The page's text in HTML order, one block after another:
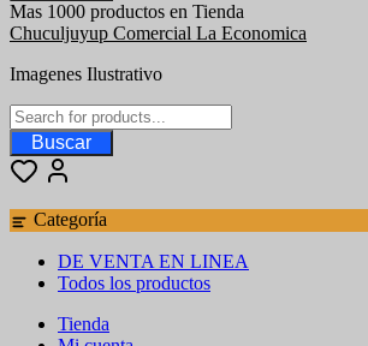
Mas 1000 productos en Tienda
Chuculjuyup Comercial La Economica
Imagenes Ilustrativo
Buscar
Categoría
DE VENTA EN LINEA
Todos los productos
Tienda